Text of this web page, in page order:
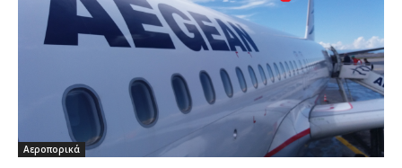
Αεροπορικά